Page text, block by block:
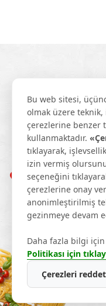
+90 342 337 28
1. Organize
10,
T羹m
Bu web sitesi,
olmak üzere
çerezlerine benzer
kullanmaktadır.
tıklayarak,
izin vermiş
seçeneğini
çerezlerine onay
anonimleştirilmiş
gezinmeye devam
Daha fazla bilgi için
Politikası için
Çerezleri reddet